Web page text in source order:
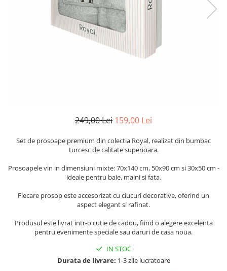
Cearceaf cu elastic
Cearceaf normal
Lenjerii De Pat Creponate
Lenjerii De Pat Bumbac Poplin 2
Lenjerii De Pat Volanase
Lenjerii De Pat, Finet Premium 3D,
Lenjerii De Pat Jacquard
Lenjerii De Pat Catifea
Lenjerii De Pat Cocolino
Artificiala De Iepure, 6 Piese, 2
Persoane
Lenjerii De Pat Premium Collection
249,00 Lei 159,00 Lei
Set de prosoape premium din colectia Royal, realizat din bumbac
turcesc de calitate superioara.
Prosoapele vin in dimensiuni mixte: 70x140 cm, 50x90 cm si 30x50 cm -
ideale pentru baie, maini si fata.
Fiecare prosop este accesorizat cu ciucuri decorative, oferind un
aspect elegant si rafinat.
Produsul este livrat intr-o cutie de cadou, fiind o alegere excelenta
pentru evenimente speciale sau daruri de casa noua.
IN STOC
Durata de livrare: 1-3 zile lucratoare